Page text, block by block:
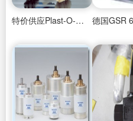
特价供应Plast-O-Matic泄压阀